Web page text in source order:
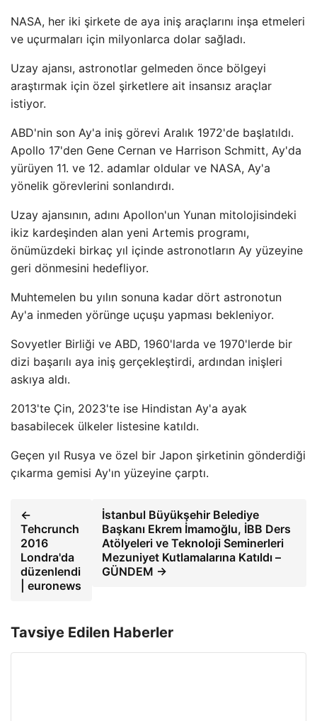
NASA, her iki şirkete de aya iniş araçlarını inşa etmeleri
ve uçurmaları için milyonlarca dolar sağladı.
Uzay ajansı, astronotlar gelmeden önce bölgeyi
araştırmak için özel şirketlere ait insansız araçlar
istiyor.
ABD'nin son Ay'a iniş görevi Aralık 1972'de başlatıldı.
Apollo 17'den Gene Cernan ve Harrison Schmitt, Ay'da
yürüyen 11. ve 12. adamlar oldular ve NASA, Ay'a
yönelik görevlerini sonlandırdı.
Uzay ajansının, adını Apollon'un Yunan mitolojisindeki
ikiz kardeşinden alan yeni Artemis programı,
önümüzdeki birkaç yıl içinde astronotların Ay yüzeyine
geri dönmesini hedefliyor.
Muhtemelen bu yılın sonuna kadar dört astronotun
Ay'a inmeden yörünge uçuşu yapması bekleniyor.
Sovyetler Birliği ve ABD, 1960'larda ve 1970'lerde bir
dizi başarılı aya iniş gerçekleştirdi, ardından inişleri
askıya aldı.
2013'te Çin, 2023'te ise Hindistan Ay'a ayak
basabilecek ülkeler listesine katıldı.
Geçen yıl Rusya ve özel bir Japon şirketinin gönderdiği
çıkarma gemisi Ay'ın yüzeyine çarptı.
←
Tehcrunch
2016
Londra'da
düzenlendi
| euronews
İstanbul Büyükşehir Belediye
Başkanı Ekrem İmamoğlu, İBB Ders
Atölyeleri ve Teknoloji Seminerleri
Mezuniyet Kutlamalarına Katıldı –
GÜNDEM →
Tavsiye Edilen Haberler